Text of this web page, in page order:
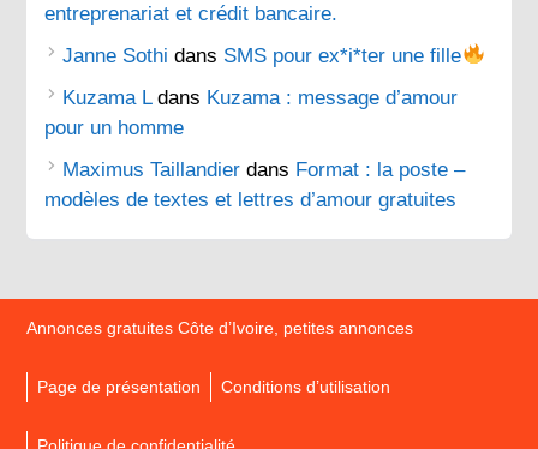
entreprenariat et crédit bancaire.
Janne Sothi dans SMS pour ex*i*ter une fille
Kuzama Ldans Kuzama : message d’amour
pour un homme
Maximus Taillandier dans Format : la poste –
modèles de textes et lettres d’amour gratuites
Annonces gratuites Côte d’Ivoire, petites annonces
Page de présentation Conditions d’utilisation
Politique de confidentialité